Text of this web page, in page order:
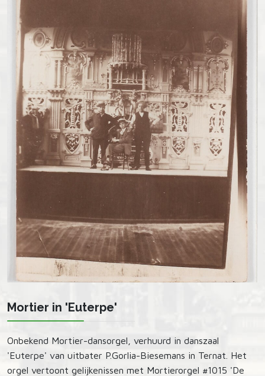
Mortier in 'Euterpe'
Onbekend Mortier-dansorgel, verhuurd in danszaal
'Euterpe' van uitbater P.Gorlia-Biesemans in Ternat. Het
orgel vertoont gelijkenissen met Mortierorgel #1015 'De